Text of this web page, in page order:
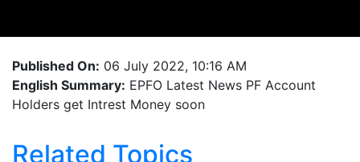
Published On: 06 July 2022, 10:16 AM
English Summary: EPFO Latest News PF Account
Holders get Intrest Money soon
Related Topics